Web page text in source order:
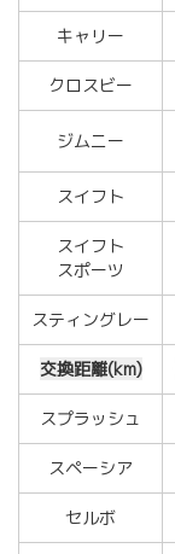
キャリー
クロスビー
ジムニー
スイフト
スイフト
スポーツ
スティングレー
交換距離(km)
スプラッシュ
スペーシア
セルボ